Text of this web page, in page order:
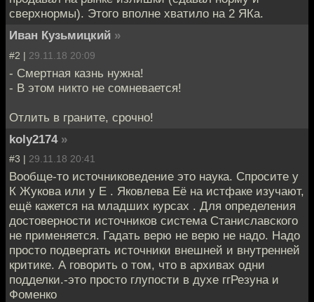
сверхнормы). Этого вполне хватило на 2 ЯКа.
Иван Кузьмицкий »
#2 | 29.11.18 20:09
- Смертная казнь нужна!
- В этом никто не сомневается!
Отлить в граните, срочно!
koly2174 »
#3 | 29.11.18 20:41
Вообще-то источниковедение это наука. Спросите у
К Жукова или у Е . Яковлева Её на истфаке изучают,
ещё кажется на младших курсах . Для определения
достоверности источников система Станиславского
не применяется. Гадать верю не верю не надо. Надо
просто подвергать источники внешней и внутренней
критике. А говорить о том, что в архивах одни
подделки.-это просто глупости в духе ггРезуна и
Фоменко